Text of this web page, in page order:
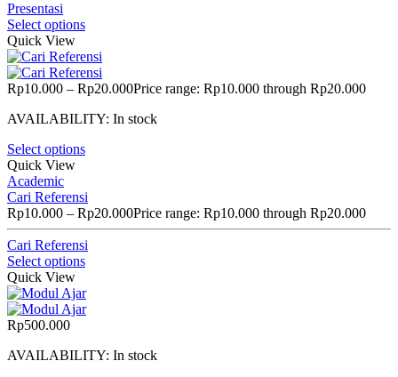
Presentasi
Select options
Quick View
Rp10.000 – Rp20.000Price range: Rp10.000 through Rp20.000
AVAILABILITY: In stock
Select options
Quick View
Academic
Cari Referensi
Rp10.000 – Rp20.000Price range: Rp10.000 through Rp20.000
Cari Referensi
Select options
Quick View
Rp500.000
AVAILABILITY: In stock